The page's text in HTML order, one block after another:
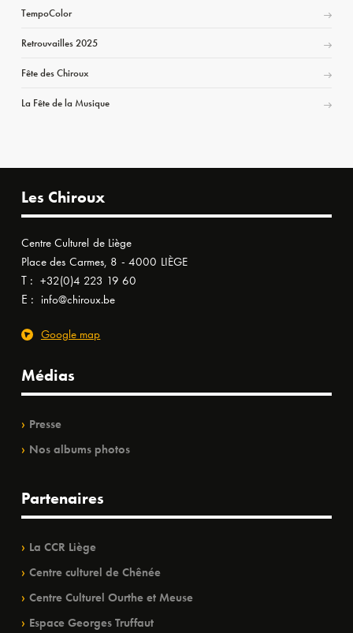
TempoColor
Retrouvailles 2025
Fête des Chiroux
La Fête de la Musique
Les Chiroux
Centre Culturel de Liège
Place des Carmes, 8 - 4000 LIÈGE
T : +32(0)4 223 19 60
E : info@chiroux.be
Google map
Médias
Presse
Nos albums photos
Partenaires
La CCR Liège
Centre culturel de Chênée
Centre Culturel Ourthe et Meuse
Espace Georges Truffaut